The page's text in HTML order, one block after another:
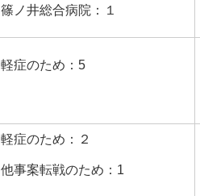
篠ノ井総合病院：１
軽症のため：5
軽症のため：２
他事案転戦のため：1